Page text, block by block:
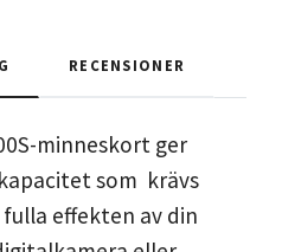
RECENSIONER
minneskort ger
som krävs
effekten av din